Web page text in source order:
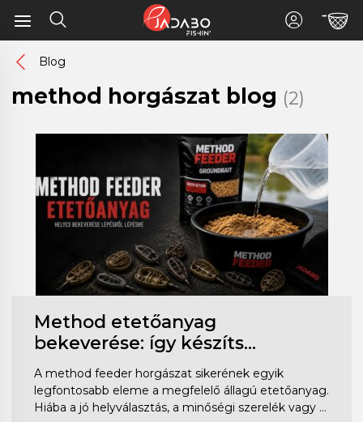
Blog
method horgászat blog (2)
Method etetőanyag
bekeverése: így készíts
tökéletes method mixet a
sikeres horgászathoz
A method feeder horgászat sikerének egyik
legfontosabb eleme a megfelelő állagú etetőanyag.
Hiába a jó helyválasztás, a minőségi szerelék vagy a